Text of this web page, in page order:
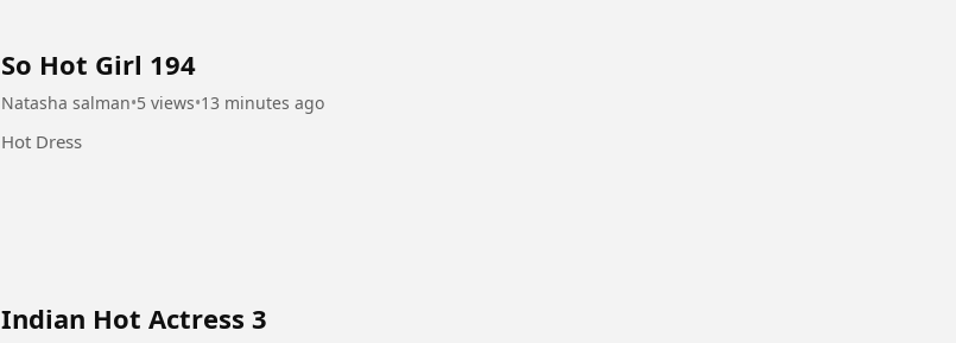
So Hot Girl 194
Natasha salman•5 views•13 minutes ago
Hot Dress
Indian Hot Actress 3